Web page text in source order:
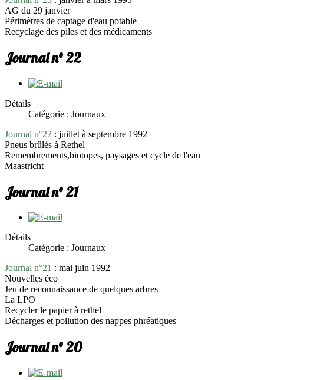
AG du 29 janvier
Périmètres de captage d'eau potable
Recyclage des piles et des médicaments
Journal n° 22
Détails
Catégorie : Journaux
Journal n°22 : juillet à septembre 1992
Pneus brûlés à Rethel
Remembrements,biotopes, paysages et cycle de l'eau
Maastricht
Journal n° 21
Détails
Catégorie : Journaux
Journal n°21 : mai juin 1992
Nouvelles éco
Jeu de reconnaissance de quelques arbres
La LPO
Recycler le papier à rethel
Décharges et pollution des nappes phréatiques
Journal n° 20